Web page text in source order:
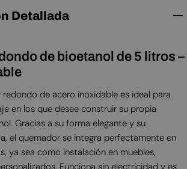
Detallada
de bioetanol de 5 litros –
de acero inoxidable es ideal para
en los que desee construir su propia
Gracias a su forma elegante y su
el quemador se integra perfectamente en
ya sea como instalación en muebles,
Funciona sin electricidad y es